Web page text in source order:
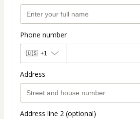
Phone number
🇺🇸 +1
Address
Address line 2 (optional)